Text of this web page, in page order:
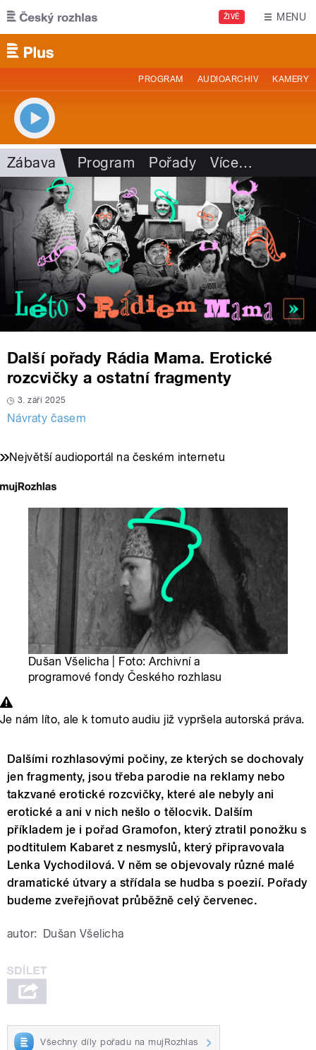
Přejít k hlavnímu obsahu
ŽIVĚ MENU
PROGRAM AUDIOARCHIV KAMERY
Zábava Program Pořady Více…
Další pořady Rádia Mama. Erotické
rozcvičky a ostatní fragmenty
3. září 2025
Návraty časem
Největší audioportál na českém internetu
Dušan Všelicha | Foto: Archivní a
programové fondy Českého rozhlasu
Je nám líto, ale k tomuto audiu již vypršela autorská práva.
Dalšími rozhlasovými počiny, ze kterých se dochovaly
jen fragmenty, jsou třeba parodie na reklamy nebo
takzvané erotické rozcvičky, které ale nebyly ani
erotické a ani v nich nešlo o tělocvik. Dalším
příkladem je i pořad Gramofon, který ztratil ponožku s
podtitulem Kabaret z nesmyslů, který připravovala
Lenka Vychodilová. V něm se objevovaly různé malé
dramatické útvary a střídala se hudba s poezií. Pořady
budeme zveřejňovat průběžně celý červenec.
autor: Dušan Všelicha
Všechny díly pořadu na mujRozhlas